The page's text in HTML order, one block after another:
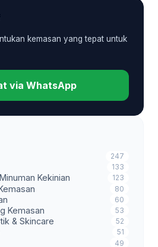
kemasan yang tepat untuk
via WhatsApp
247
133
Kekinian 123
80
60
Kemasan 53
& Skincare 52
51
49